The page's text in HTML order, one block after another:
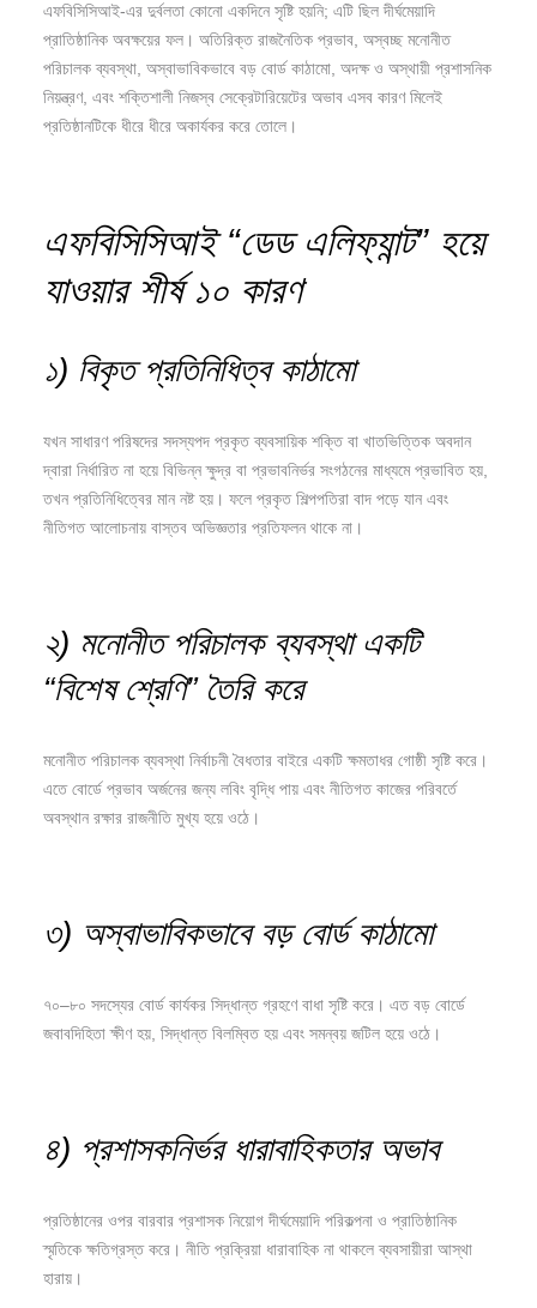
এফবিসিসিআই-এর দুর্বলতা কোনো একদিনে সৃষ্টি হয়নি; এটি ছিল দীর্ঘমেয়াদি
প্রাতিষ্ঠানিক অবক্ষয়ের ফল। অতিরিক্ত রাজনৈতিক প্রভাব, অস্বচ্ছ মনোনীত
পরিচালক ব্যবস্থা, অস্বাভাবিকভাবে বড় বোর্ড কাঠামো, অদক্ষ ও অস্থায়ী প্রশাসনিক
নিয়ন্ত্রণ, এবং শক্তিশালী নিজস্ব সেক্রেটারিয়েটের অভাব এসব কারণ মিলেই
প্রতিষ্ঠানটিকে ধীরে ধীরে অকার্যকর করে তোলে।
এফবিসিসিআই “ডেডএলিফ্যান্ট” হয়ে
যাওয়ার শীর্ষ১০ কারণ
১) বিকৃতপ্রতিনিধিত্ব কাঠামো
যখন সাধারণ পরিষদের সদস্যপদ প্রকৃত ব্যবসায়িক শক্তি বা খাতভিত্তিক অবদান
দ্বারা নির্ধারিত না হয়ে বিভিন্ন ক্ষুদ্র বা প্রভাবনির্ভর সংগঠনের মাধ্যমে প্রভাবিত হয়,
তখন প্রতিনিধিত্বের মান নষ্ট হয়। ফলে প্রকৃত শিল্পপতিরা বাদ পড়ে যান এবং
নীতিগত আলোচনায় বাস্তব অভিজ্ঞতার প্রতিফলন থাকে না।
২) মনোনীত পরিচালক ব্যবস্থা একটি
“বিশেষ শ্রেণি” তৈরি করে
মনোনীত পরিচালক ব্যবস্থা নির্বাচনী বৈধতার বাইরে একটি ক্ষমতাধর গোষ্ঠী সৃষ্টি করে।
এতে বোর্ডে প্রভাব অর্জনের জন্য লবিং বৃদ্ধি পায় এবং নীতিগত কাজের পরিবর্তে
অবস্থান রক্ষার রাজনীতি মুখ্য হয়ে ওঠে।
৩) অস্বাভাবিকভাবে বড় বোর্ড কাঠামো
৭০–৮০ সদস্যের বোর্ড কার্যকর সিদ্ধান্ত গ্রহণে বাধা সৃষ্টি করে। এত বড় বোর্ডে
জবাবদিহিতা ক্ষীণ হয়, সিদ্ধান্ত বিলম্বিত হয় এবং সমন্বয় জটিল হয়ে ওঠে।
৪) প্রশাসকনির্ভর ধারাবাহিকতার অভাব
প্রতিষ্ঠানের ওপর বারবার প্রশাসক নিয়োগ দীর্ঘমেয়াদি পরিকল্পনা ও প্রাতিষ্ঠানিক
স্মৃতিকে ক্ষতিগ্রস্ত করে। নীতি প্রক্রিয়া ধারাবাহিক না থাকলে ব্যবসায়ীরা আস্থা
হারায়।